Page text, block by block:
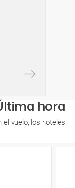
hora
el vuelo, los hoteles